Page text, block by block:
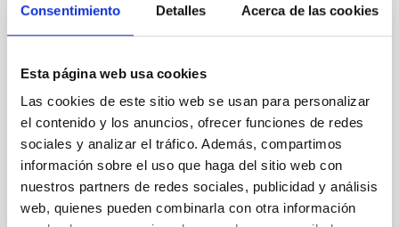
Consentimiento Detalles Acerca de las cookies
Esta página web usa cookies
Las cookies de este sitio web se usan para personalizar
el contenido y los anuncios, ofrecer funciones de redes
sociales y analizar el tráfico. Además, compartimos
información sobre el uso que haga del sitio web con
nuestros partners de redes sociales, publicidad y análisis
web, quienes pueden combinarla con otra información
Superclustering with the Atacama
Cosmology Telescope and Dark Energy
Anisotropy Using Oriented Stacking
The cosmic web contains filamentary structure on a
wide range of scales. On the largest scales,
superclustering aligns multiple galaxy clusters along...